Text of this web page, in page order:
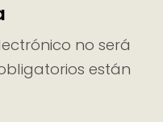
no será
están